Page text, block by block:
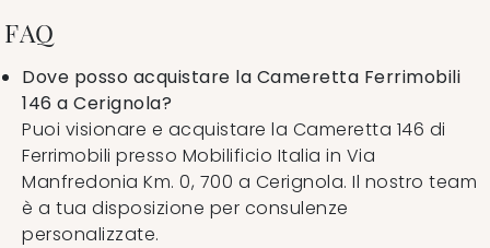
FAQ
Dove posso acquistare la Cameretta Ferrimobili
146 a Cerignola?
Puoi visionare e acquistare la Cameretta 146 di
Ferrimobili presso Mobilificio Italia in Via
Manfredonia Km. 0, 700 a Cerignola. Il nostro team
è a tua disposizione per consulenze
personalizzate.